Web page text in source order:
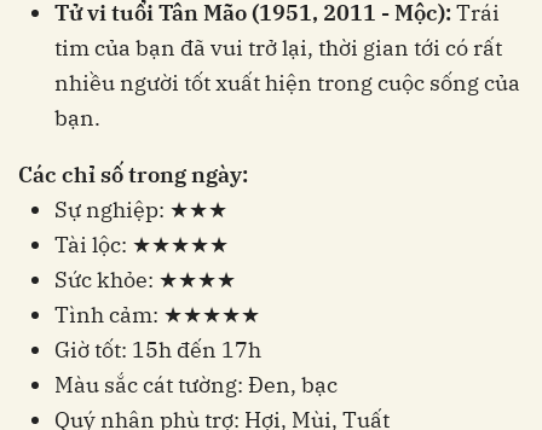
Tử vi tuổi Tân Mão (1951, 2011 - Mộc):Trái
tim của bạn đã vui trở lại, thời gian tới có rất
nhiều người tốt xuất hiện trong cuộc sống của
bạn.
Các chỉ số trong ngày:
Sự nghiệp: ★★★
Tài lộc: ★★★★★
Sức khỏe: ★★★★
Tình cảm: ★★★★★
Giờ tốt: 15h đến 17h
Màu sắc cát tường: Đen, bạc
Quý nhân phù trợ: Hợi, Mùi, Tuất